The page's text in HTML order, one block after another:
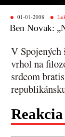
01-01-2008
Ben Novak:
V Spojených
vrhol na
srdcom